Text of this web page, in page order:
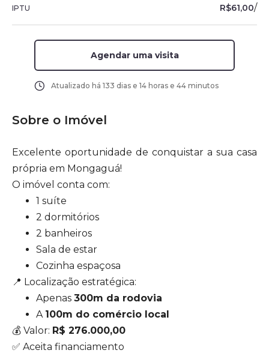
IPTU R$61,00/
Agendar uma visita
Atualizado há 133 dias e 14 horas e 44 minutos
Sobre o Imóvel
Excelente oportunidade de conquistar a sua casa
própria em Mongaguá!
O imóvel conta com:
1 suíte
2 dormitórios
2 banheiros
Sala de estar
Cozinha espaçosa
📍 Localização estratégica:
Apenas 300m da rodovia
A 100m do comércio local
💰 Valor: R$ 276.000,00
✅ Aceita financiamento